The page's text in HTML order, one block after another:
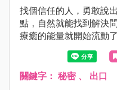
找個信任的人，勇敢說
點，自然就能找到解決
療癒的能量就開始流動了
關鍵字： 秘密、 出口